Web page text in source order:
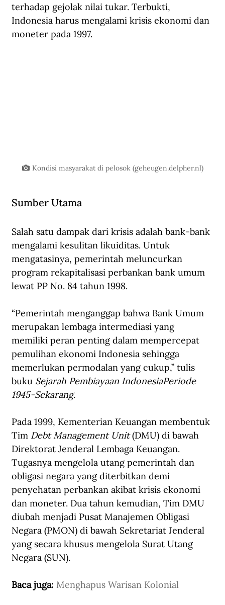
terhadap gejolak nilai tukar. Terbukti,
Indonesia harus mengalami krisis ekonomi dan
moneter pada 1997.
Kondisi masyarakat di pelosok (geheugen.delpher.nl)
Sumber Utama
Salah satu dampak dari krisis adalah bank-bank
mengalami kesulitan likuiditas. Untuk
mengatasinya, pemerintah meluncurkan
program rekapitalisasi perbankan bank umum
lewat PP No. 84 tahun 1998.
“Pemerintah menganggap bahwa Bank Umum
merupakan lembaga intermediasi yang
memiliki peran penting dalam mempercepat
pemulihan ekonomi Indonesia sehingga
memerlukan permodalan yang cukup,” tulis
buku Sejarah Pembiayaan IndonesiaPeriode
1945-Sekarang.
Pada 1999, Kementerian Keuangan membentuk
Tim Debt Management Unit (DMU) di bawah
Direktorat Jenderal Lembaga Keuangan.
Tugasnya mengelola utang pemerintah dan
obligasi negara yang diterbitkan demi
penyehatan perbankan akibat krisis ekonomi
dan moneter. Dua tahun kemudian, Tim DMU
diubah menjadi Pusat Manajemen Obligasi
Negara (PMON) di bawah Sekretariat Jenderal
yang secara khusus mengelola Surat Utang
Negara (SUN).
Baca juga: Menghapus Warisan Kolonial